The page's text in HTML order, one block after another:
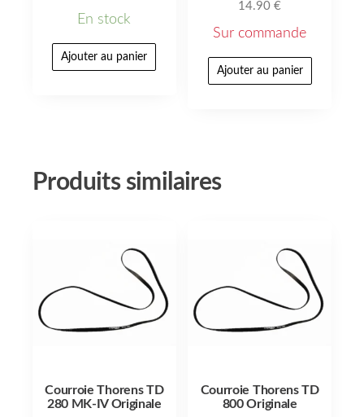
En stock
Ajouter au panier
14.90€
Sur commande
Ajouter au panier
Produits similaires
Courroie Thorens TD
280 MK-IV Originale
Courroie Thorens TD
800 Originale